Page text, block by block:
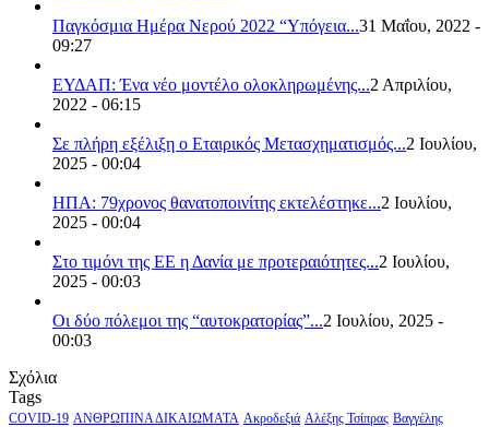
Παγκόσμια Ημέρα Νερού 2022 “Υπόγεια...31 Μαΐου, 2022 -
09:27
ΕΥΔΑΠ: Ένα νέο μοντέλο ολοκληρωμένης...2 Απριλίου,
2022 - 06:15
Σε πλήρη εξέλιξη ο Εταιρικός Μετασχηματισμός...2 Ιουλίου,
2025 - 00:04
ΗΠΑ: 79χρονος θανατοποινίτης εκτελέστηκε...2 Ιουλίου,
2025 - 00:04
Στο τιμόνι της ΕΕ η Δανία με προτεραιότητες...2 Ιουλίου,
2025 - 00:03
Οι δύο πόλεμοι της “αυτοκρατορίας”...2 Ιουλίου, 2025 -
00:03
Σχόλια
Tags
COVID-19 ΑΝΘΡΩΠΙΝΑ ΔΙΚΑΙΩΜΑΤΑ Ακροδεξιά Αλέξης Τσίπρας Βαγγέλης